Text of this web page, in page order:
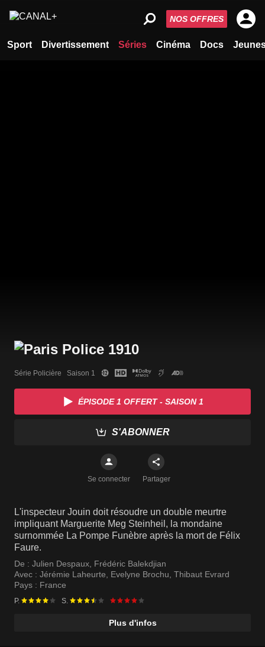
Sport Divertissement Séries Cinéma Docs
NOS OFFRES
Série Policière   Saison 1
ÉPISODE 1 OFFERT - SAISON 1
S'ABONNER
Se connecter Partager
L'inspecteur Jouin doit résoudre un double meurtre
impliquant Marguerite Meg Steinheil, la mondaine
surnommée La Pompe Funèbre après la mort de Félix
Faure.
De : Julien Despaux, Frédéric Balekdjian
Avec : Jérémie Laheurte, Evelyne Brochu, Thibaut Evrard
Pays : France
P. S.
Plus d'infos